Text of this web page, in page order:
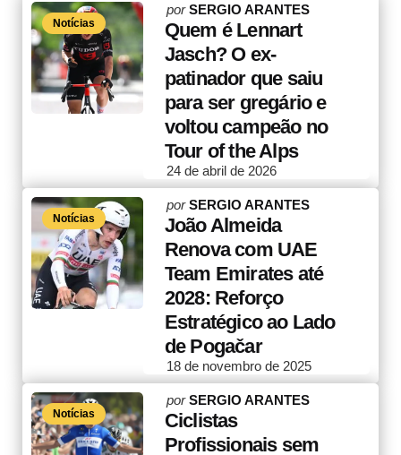
Notícias
Posted
by
porSERGIO ARANTES
Quem é Lennart
Jasch? O ex-
patinador que saiu
para ser gregário e
voltou campeão no
Tour of the Alps
24 de abril de 2026
Notícias
Posted
by
porSERGIO ARANTES
João Almeida
Renova com UAE
Team Emirates até
2028: Reforço
Estratégico ao Lado
de Pogačar
18 de novembro de 2025
Notícias
Posted
by
porSERGIO ARANTES
Ciclistas
Profissionais sem